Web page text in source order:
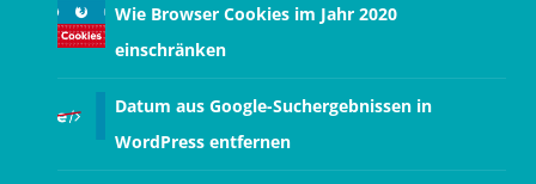
Wie Browser Cookies im Jahr 2020
einschränken
Datum aus Google-Suchergebnissen in
WordPress entfernen